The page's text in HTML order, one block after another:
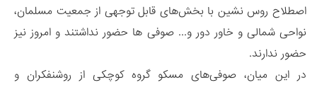
اصطلاح روس نشین با بخش‌های قابل توجهی از جمعیت مسلمان،
نواحی شمالی و خاور دور و... صوفی ها حضور نداشتند و امروز نیز
حضور ندارند.
در این میان، صوفی‌های مسکو گروه کوچکی از روشنفکران و